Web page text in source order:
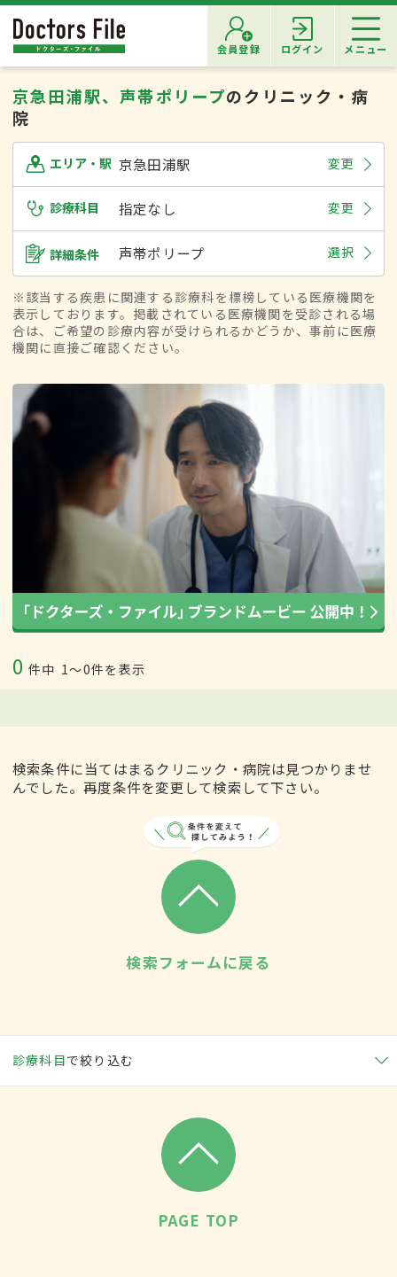
会員登録 ログイン メニュー
京急田浦駅、声帯ポリープのクリニック・病
院
エリア・駅 京急田浦駅 変更
診療科目 指定なし 変更
詳細条件 声帯ポリープ 選択
※該当する疾患に関連する診療科を標榜している医療機関を
表示しております。掲載されている医療機関を受診される場
合は、ご希望の診療内容が受けられるかどうか、事前に医療
機関に直接ご確認ください。
0 件中 1〜0件を表示
検索条件に当てはまるクリニック・病院は見つかりませ
んでした。再度条件を変更して検索して下さい。
検索フォームに戻る
診療科目で絞り込む
PAGE TOP